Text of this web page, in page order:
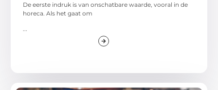
De eerste indruk is van onschatbare waarde, vooral in de
horeca. Als het gaat om